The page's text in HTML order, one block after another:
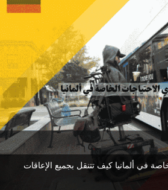
في ألمانيا كيف تتنقل بجميع الإعاقات